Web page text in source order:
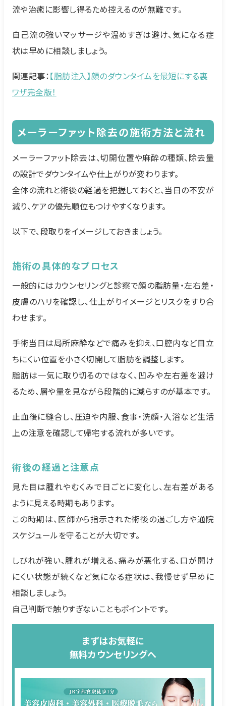
流や治癒に影響し得るため控えるのが無難です。
自己流の強いマッサージや温めすぎは避け、気になる症
状は早めに相談しましょう。
関連記事：【脂肪注入】顔のダウンタイムを最短にする裏
ワザ完全版！
メーラーファット除去の施術方法と流れ
メーラーファット除去は、切開位置や麻酔の種類、除去量
の設計でダウンタイムや仕上がりが変わります。
全体の流れと術後の経過を把握しておくと、当日の不安が
減り、ケアの優先順位もつけやすくなります。
以下で、段取りをイメージしておきましょう。
施術の具体的なプロセス
一般的にはカウンセリングと診察で顔の脂肪量・左右差・
皮膚のハリを確認し、仕上がりイメージとリスクをすり合
わせます。
手術当日は局所麻酔などで痛みを抑え、口腔内など目立
ちにくい位置を小さく切開して脂肪を調整します。
脂肪は一気に取り切るのではなく、凹みや左右差を避け
るため、層や量を見ながら段階的に減らすのが基本です。
止血後に縫合し、圧迫や内服、食事・洗顔・入浴など生活
上の注意を確認して帰宅する流れが多いです。
術後の経過と注意点
見た目は腫れやむくみで日ごとに変化し、左右差がある
ように見える時期もあります。
この時期は、医師から指示された術後の過ごし方や通院
スケジュールを守ることが大切です。
しびれが強い、腫れが増える、痛みが悪化する、口が開け
にくい状態が続くなど気になる症状は、我慢せず早めに
相談しましょう。
自己判断で触りすぎないこともポイントです。
まずはお気軽に
無料カウンセリングへ